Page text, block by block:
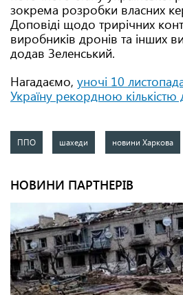
зокрема розробки власних
Доповіді щодо трирічних
виробників дронів та інших
додав Зеленський.
Нагадаємо, уночі 10
Україну рекордною кількістю
ППО шахеди новини Харкова